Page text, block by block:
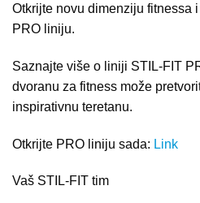
Otkrijte novu dimenziju fitnessa
PRO liniju.
Saznajte više o liniji STIL-FIT
dvoranu za fitness može
inspirativnu teretanu.
Otkrijte PRO liniju sada: Link
Vaš STIL-FIT tim